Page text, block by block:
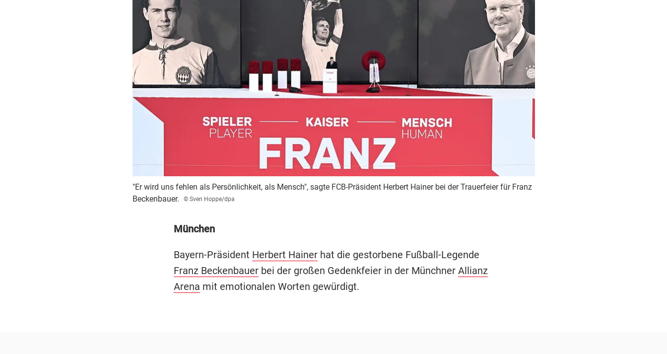
"Er wird uns fehlen als Persönlichkeit, als Mensch", sagte FCB-Präsident Herbert Hainer bei der Trauerfeier für Franz
Beckenbauer.
© Sven Hoppe/dpa
München
Bayern-Präsident Herbert Hainerhat die gestorbene Fußball-Legende
Franz Beckenbauerbei der großen Gedenkfeier in der Münchner Allianz
Arena mit emotionalen Worten gewürdigt.